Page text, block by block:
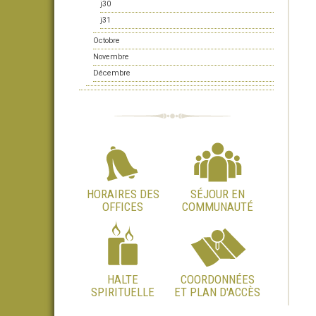
j30
j31
Octobre
Novembre
Décembre
HORAIRES DES
OFFICES
SÉJOUR EN
COMMUNAUTÉ
HALTE
SPIRITUELLE
COORDONNÉES
ET PLAN D'ACCÈS